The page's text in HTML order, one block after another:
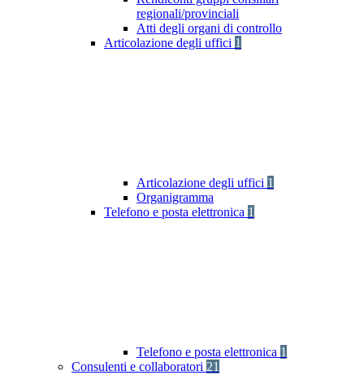
regionali/provinciali
Atti degli organi di controllo
Articolazione degli uffici 1
Articolazione degli uffici 1
Organigramma
Telefono e posta elettronica 1
Telefono e posta elettronica 1
Consulenti e collaboratori 21